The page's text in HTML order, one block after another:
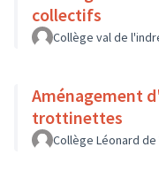
collectifs
Collège val de
Aménagement
trottinettes
Collège Léonard de